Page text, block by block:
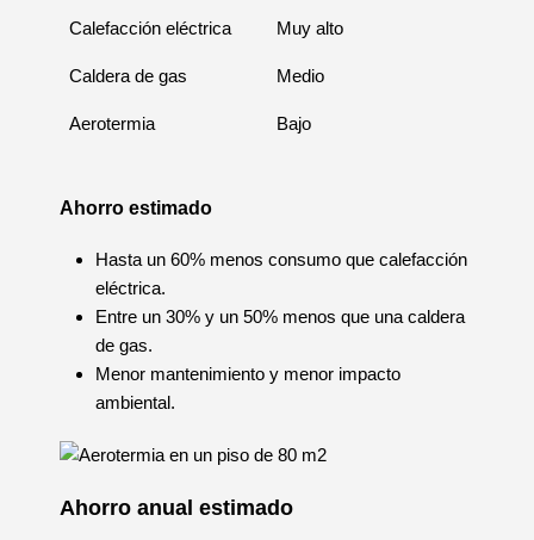
Calefacción eléctrica Muy alto
Caldera de gas Medio
Aerotermia Bajo
Ahorro estimado
Hasta un 60% menos consumo que calefacción
eléctrica.
Entre un 30% y un 50% menos que una caldera
de gas.
Menor mantenimiento y menor impacto
ambiental.
Ahorro anual estimado